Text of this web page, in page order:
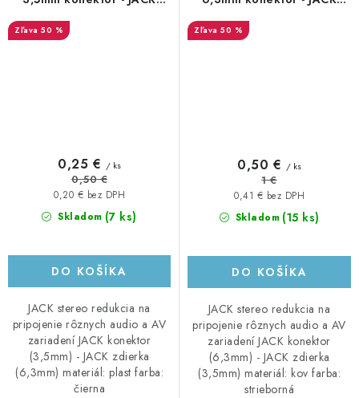
6,3mm zdierka, plastová
50 %
Skladom (7 ks)
0,20 € bez DPH
0,25 € / ks
0,50 €
DO KOŠÍKA
JACK stereo redukcia na
pripojenie rôznych audio a AV
zariadení JACK konektor
(3,5mm) - JACK zdierka
(6,3mm) materiál: plast farba:
čierna
3,5mm zdierka, kovová
50 %
Skladom (15 ks)
0,41 € bez DPH
0,50 € / ks
1 €
DO KOŠÍKA
JACK stereo redukcia na
pripojenie rôznych audio a AV
zariadení JACK konektor
(6,3mm) - JACK zdierka
(3,5mm) materiál: kov farba:
strieborná